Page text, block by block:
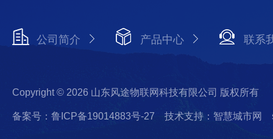
公司简介 产品中心 联系
Copyright © 2026 山东风途物联网科技有限公司 版权所有
备案号：鲁ICP备19014883号-27 技术支持：智慧城市网